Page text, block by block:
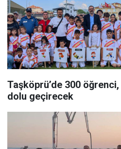
Taşköprü’de 300
dolu geçirecek